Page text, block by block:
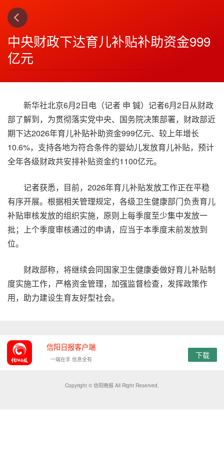
中央财政下达育儿补贴补助资金999
亿元
新华社北京6月2日电（记者 申 铖）记者6月2日从财政
部了解到，为贯彻落实党中央、国务院决策部署，财政部近
期下达2026年育儿补贴补助资金999亿元、较上年增长
10.6%，支持各地为符合条件的婴幼儿发放育儿补贴，预计
全年各级财政共安排补贴资金约1100亿元。
记者获悉，目前，2026年育儿补贴发放工作正在平稳
有序开展。根据相关管理规定，各级卫生健康部门负责育儿
补贴审核发放的组织实施，原则上每季度至少集中发放一
批；上个季度审核通过的申请，应当于本季度末前发放到
位。
财政部称，将继续会同国家卫生健康委做好育儿补贴制
度实施工作，严格资金管理，加强监督检查，发挥政策作
用，助力建设生育友好型社会。
信阳日报客户端
一端在手 信息全有 下载
Copyright © 信阳晚报 All Right Reserved.